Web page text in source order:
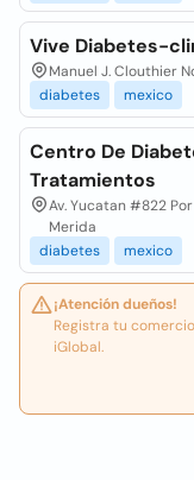
Vive Diabetes-
Manuel J. Clouthier
diabetes
mexico
Centro De
Tratamientos
Av. Yucatan #822
Merida
diabetes
mexico
¡Atención dueños!
Registra tu
iGlobal.